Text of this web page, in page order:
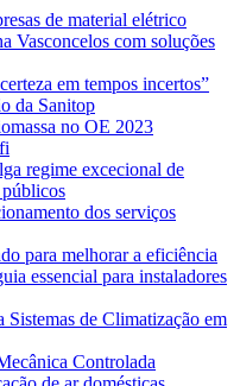
de material elétrico
Vasconcelos com soluções
em tempos incertos”
da Sanitop
no OE 2023
regime excecional de
públicos
dos serviços
para melhorar a eficiência
essencial para instaladores
Sistemas de Climatização em
Controlada